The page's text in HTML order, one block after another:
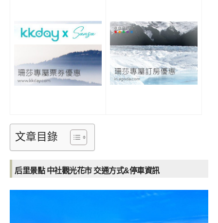
文章目錄
后里景點 中社觀光花市 交通方式&停車資訊